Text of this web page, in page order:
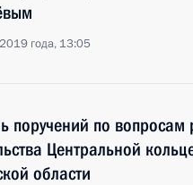
года, 13:05
поручений по вопросам
Центральной
области